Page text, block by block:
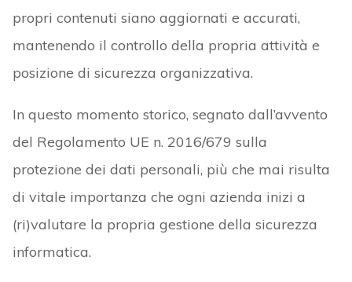
propri contenuti siano aggiornati e accurati,
mantenendo il controllo della propria attività e
posizione di sicurezza organizzativa.
In questo momento storico, segnato dall’avvento
del Regolamento UE n. 2016/679 sulla
protezione dei dati personali, più che mai risulta
di vitale importanza che ogni azienda inizi a
(ri)valutare la propria gestione della sicurezza
informatica.